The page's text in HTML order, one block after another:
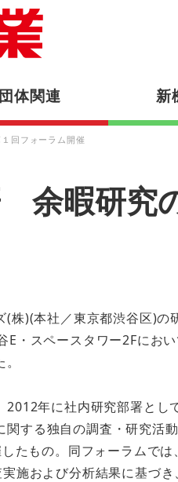
体関連 新
回フォーラム開催
余暇研究
(株)(本社／東京都渋谷区)の
E・スペースタワー2Fにお
2012年に社内研究部署とし
関する独自の調査・研究活
たもの。同フォーラムで
施および分析結果に基づ